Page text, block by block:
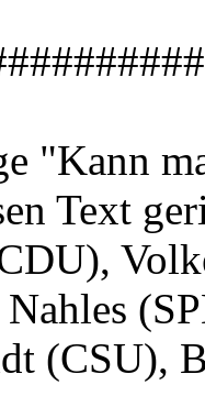
"Kann
Text
(CSU),